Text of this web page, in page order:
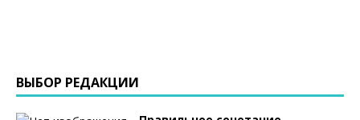
ВЫБОР РЕДАКЦИИ